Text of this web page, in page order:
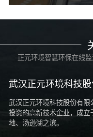
正元环境智慧环保在线
武汉正元环境科技
武汉正元环境科技股份有
投资的高新技术企业，成
地、汤逊湖之滨。